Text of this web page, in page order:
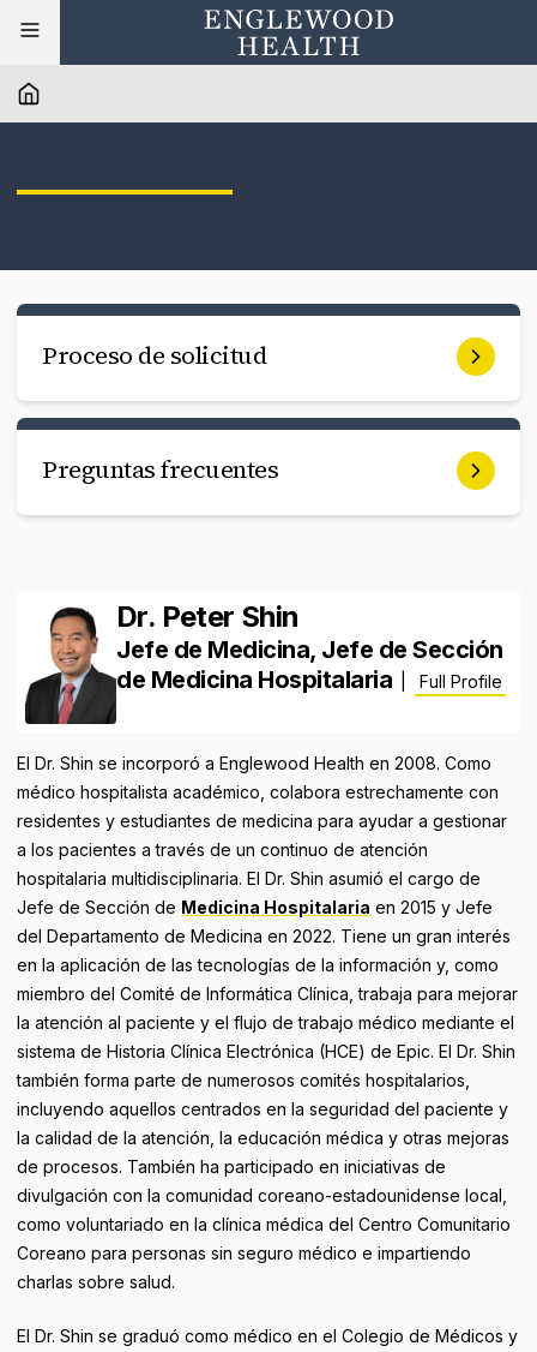
Proceso de solicitud
Preguntas frecuentes
Dr. Peter Shin
Jefe de Medicina, Jefe de Sección
de Medicina Hospitalaria
Full Profile
El Dr. Shin se incorporó a Englewood Health en 2008. Como
médico hospitalista académico, colabora estrechamente con
residentes y estudiantes de medicina para ayudar a gestionar
a los pacientes a través de un continuo de atención
hospitalaria multidisciplinaria. El Dr. Shin asumió el cargo de
Jefe de Sección de Medicina Hospitalaria en 2015 y Jefe
del Departamento de Medicina en 2022. Tiene un gran interés
en la aplicación de las tecnologías de la información y, como
miembro del Comité de Informática Clínica, trabaja para mejorar
la atención al paciente y el flujo de trabajo médico mediante el
sistema de Historia Clínica Electrónica (HCE) de Epic. El Dr. Shin
también forma parte de numerosos comités hospitalarios,
incluyendo aquellos centrados en la seguridad del paciente y
la calidad de la atención, la educación médica y otras mejoras
de procesos. También ha participado en iniciativas de
divulgación con la comunidad coreano-estadounidense local,
como voluntariado en la clínica médica del Centro Comunitario
Coreano para personas sin seguro médico e impartiendo
charlas sobre salud.
El Dr. Shin se graduó como médico en el Colegio de Médicos y